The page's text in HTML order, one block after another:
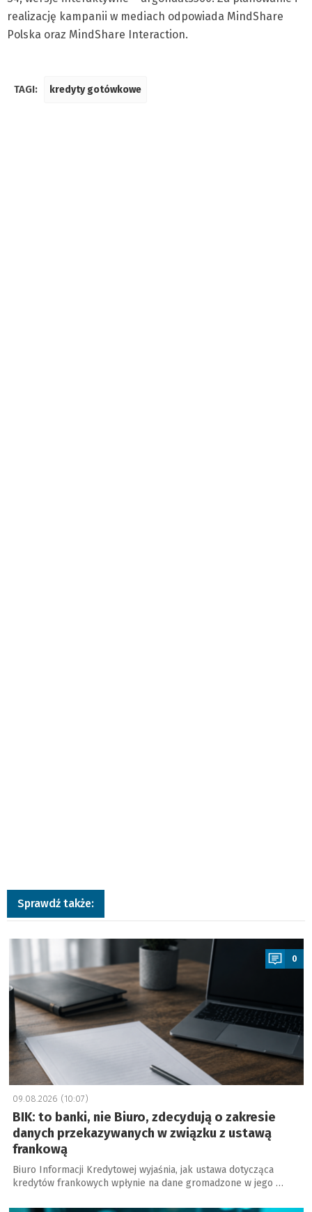
realizację kampanii w mediach odpowiada MindShare
Polska oraz MindShare Interaction.
TAGI: kredyty gotówkowe
Sprawdź także:
a
0
09.08.2026 (10:07)
BIK: to banki, nie Biuro, zdecydują o zakresie
danych przekazywanych w związku z ustawą
frankową
Biuro Informacji Kredytowej wyjaśnia, jak ustawa dotycząca
kredytów frankowych wpłynie na dane gromadzone w jego …
a